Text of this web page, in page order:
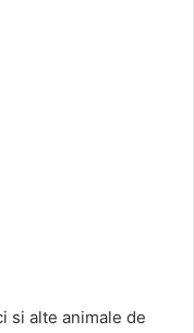
si alte animale de